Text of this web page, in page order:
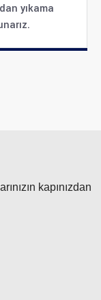
yıkama
kapınızdan